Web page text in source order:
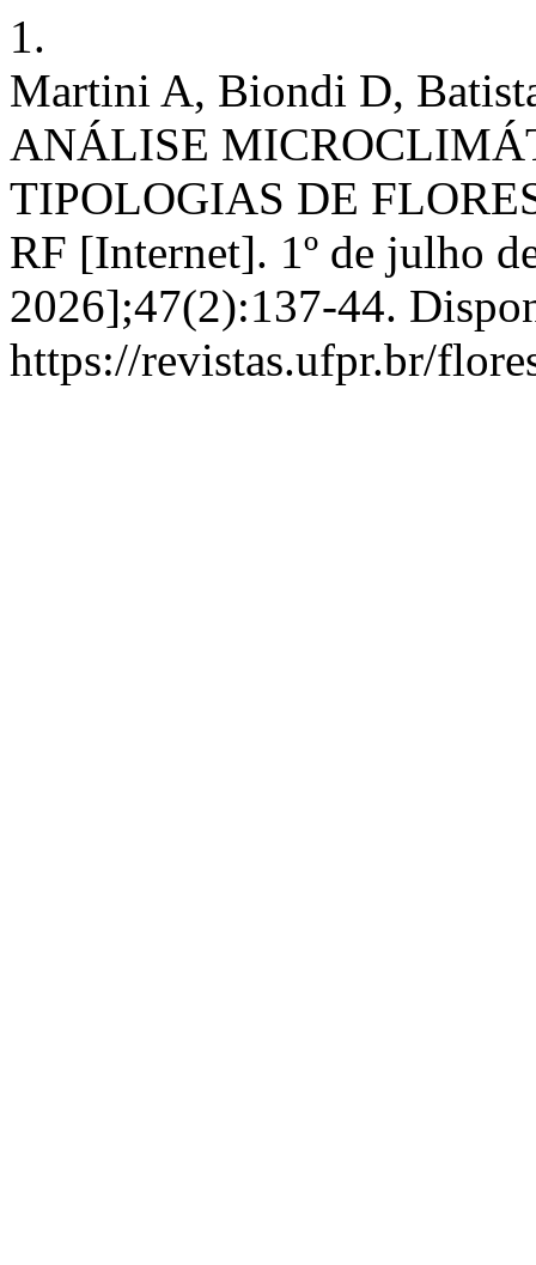
1.
Martini A, Biondi D,
ANÁLISE
TIPOLOGIAS DE
RF [Internet]. 1º de julho
2026];47(2):137-44.
https://revistas.ufpr.br/